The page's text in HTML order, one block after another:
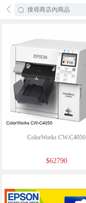
󰄕
ColorWorks CW-C4050
$62790